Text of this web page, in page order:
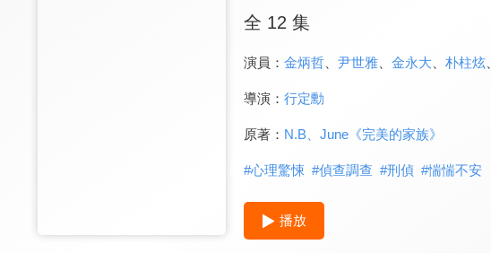
全 12 集
演員： 金炳哲、 尹世雅、 金永大 朴柱炫、
導演： 行定勳
原著： N.B、June《完美的家族》
#心理驚悚 #偵查調查 #刑偵 #惴惴不安
播放